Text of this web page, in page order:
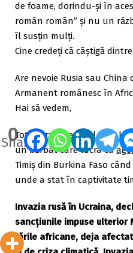
de foame, dorindu-și în
român român” și nu un
îl susțin mulți.
Cine credeți că câștigă
Are nevoie Rusia sau China
Armanent românesc în
Hai să vedem,
Tot Potra este și cel care
un bărbat care lucra ca
Timiș din Burkina Faso
unde a stat în captivitate
Invazia rusă în Ucraina,
sancţiunile impuse ulterior
ţările africane, deja
0
Shares